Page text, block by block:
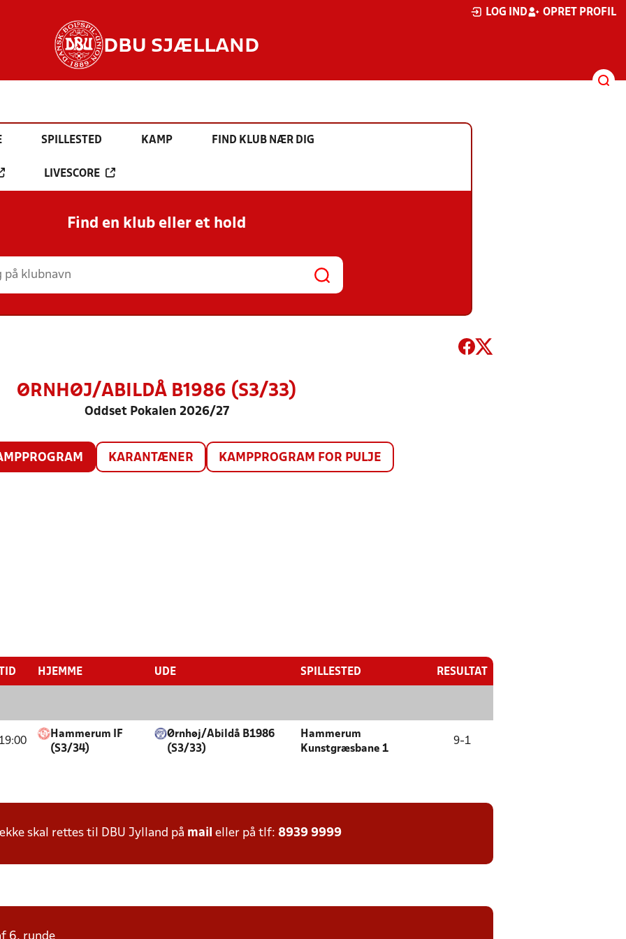
LOG IND OPRET PROFIL
DBU SJÆLLAND
SPILLESTED KAMP FIND KLUB NÆR DIG
LIVESCORE
Find en klub eller et hold
ØRNHØJ/ABILDÅ B1986 (S3/33)
Oddset Pokalen 2026/27
KARANTÆNER KAMPPROGRAM FOR PULJE
TID HJEMME UDE SPILLESTED RESULTAT
19:00
Hammerum IF
(S3/34)
Ørnhøj/Abildå B1986
(S3/33)
Hammerum
Kunstgræsbane 1
9-1
skal rettes til DBU Jylland på mail eller på tlf: 8939 9999
6. runde